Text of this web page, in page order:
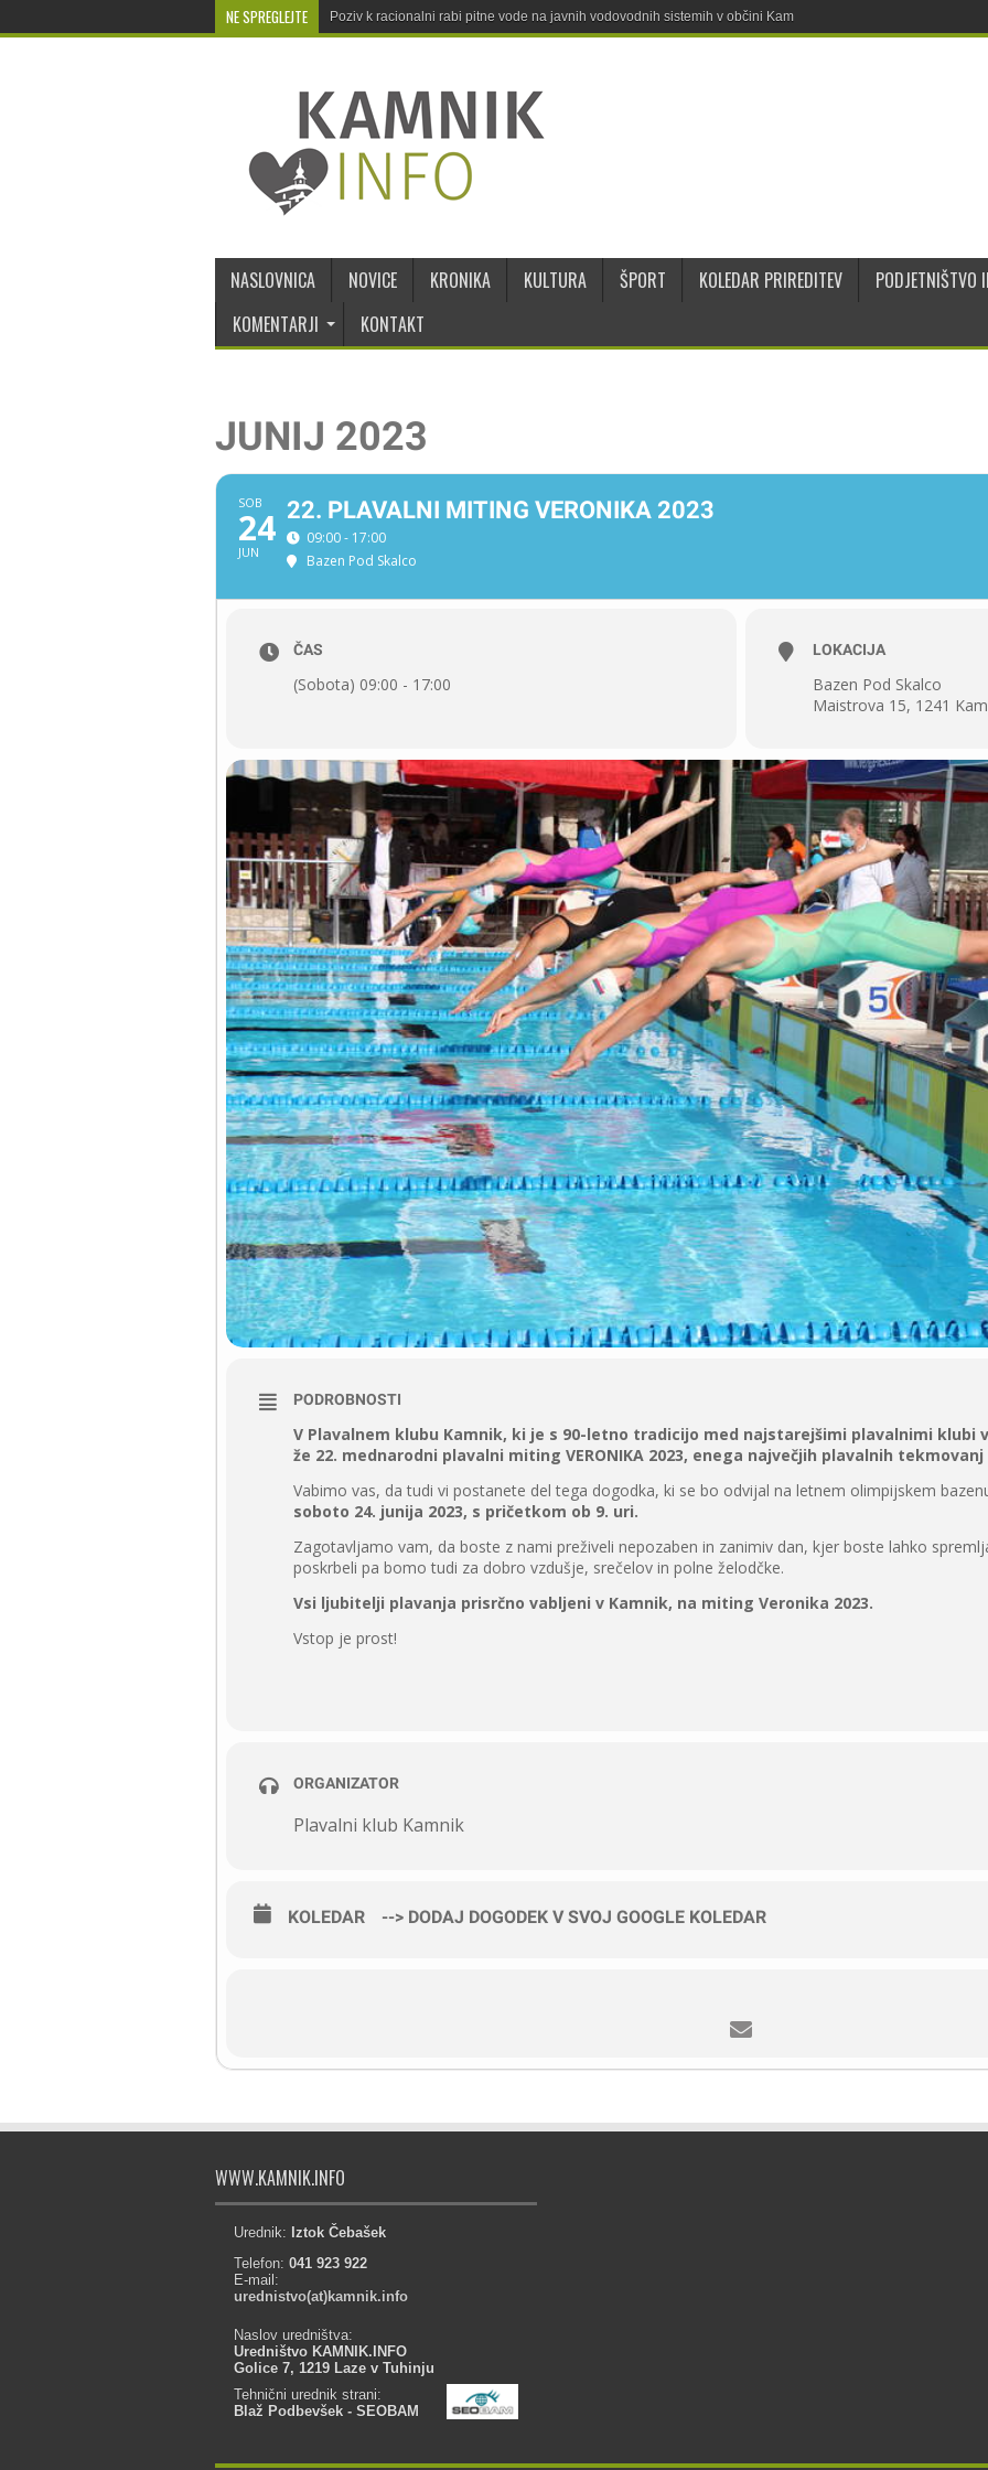
NE SPREGLEJTE Poziv k racionalni rabi pitne vode na javnih vodovodnih sistemih v občini Kamnik
NASLOVNICA NOVICE KRONIKA KULTURA ŠPORT KOLEDAR PRIREDITEV
PODJETNIŠTVO
KOMENTARJI
KONTAKT
JUNIJ 2023
SOB
24
JUN
22. PLAVALNI MITING VERONIKA 2023
09:00 - 17:00
Bazen Pod Skalco
ČAS
(Sobota) 09:00 - 17:00
LOKACIJA
Bazen Pod Skalco
Maistrova 15, 1241
PODROBNOSTI
V Plavalnem klubu Kamnik, ki je s 90-letno tradicijo med najstarejšimi plavalnimi klubi
že 22. mednarodni plavalni miting VERONIKA 2023, enega največjih plavalnih tekmovanj
Vabimo vas, da tudi vi postanete del tega dogodka, ki se bo odvijal na letnem olimpijskem
soboto 24. junija 2023, s pričetkom ob 9. uri.
Zagotavljamo vam, da boste z nami preživeli nepozaben in zanimiv dan, kjer boste lahko
poskrbeli pa bomo tudi za dobro vzdušje, srečelov in polne želodčke.
Vsi ljubitelji plavanja prisrčno vabljeni v Kamnik, na miting Veronika 2023.
Vstop je prost!
ORGANIZATOR
Plavalni klub Kamnik
KOLEDAR --> DODAJ DOGODEK V SVOJ GOOGLE KOLEDAR
WWW.KAMNIK.INFO
Urednik: Iztok Čebašek
Telefon: 041 923 922
E-mail:
urednistvo(at)kamnik.info
Naslov uredništva:
Uredništvo KAMNIK.INFO
Golice 7, 1219 Laze v Tuhinju
Tehnični urednik strani:
Blaž Podbevšek - SEOBAM